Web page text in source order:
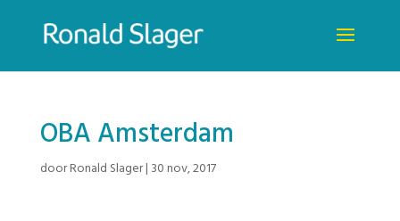
OBA Amsterdam
doorRonald Slager| 30 nov, 2017